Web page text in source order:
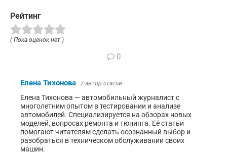
Рейтинг
( Пока оценок нет )
0
Елена Тихонова / автор статьи
Елена Тихонова — автомобильный журналист с
многолетним опытом в тестировании и анализе
автомобилей. Специализируется на обзорах новых
моделей, вопросах ремонта и тюнинга. Её статьи
помогают читателям сделать осознанный выбор и
разобраться в техническом обслуживании своих
машин.